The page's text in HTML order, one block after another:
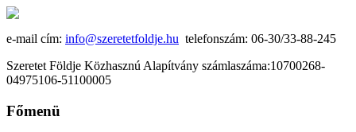
e-mail cím: info@szeretetfoldje.hu telefonszám: 06-30/33-88-245
Szeretet Földje Közhasznú Alapítvány számlaszáma:10700268-
04975106-51100005
Főmenü